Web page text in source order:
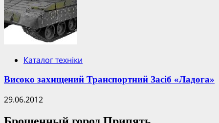
Каталог техніки
Високо захищений Транспортний Засіб «Ладога»
29.06.2012